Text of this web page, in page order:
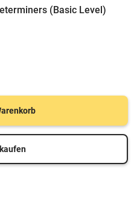
(Basic Level)